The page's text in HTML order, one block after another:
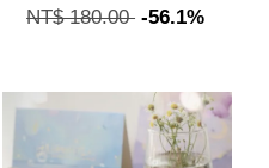
NT$ 180.00 -56.1%